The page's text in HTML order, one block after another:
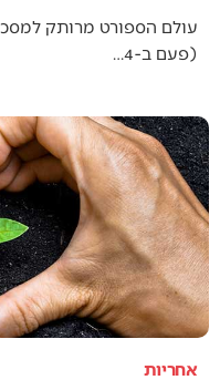
עולם הספורט מרותק
(פעם ב-4…
אחריות